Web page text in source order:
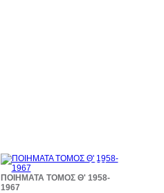
10%
ΠΟΙΗΜΑΤΑ ΤΟΜΟΣ Θ' 1958-
1967